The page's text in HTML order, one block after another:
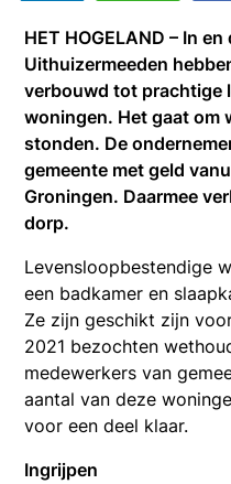
HET HOGELAND – In
Uithuizermeeden
verbouwd tot prachtige
woningen. Het gaat om
stonden. De
gemeente met geld
Groningen. Daarmee
dorp.
Levensloopbestendige
een badkamer en
Ze zijn geschikt zijn
2021 bezochten
medewerkers van
aantal van deze
voor een deel klaar.
Ingrijpen